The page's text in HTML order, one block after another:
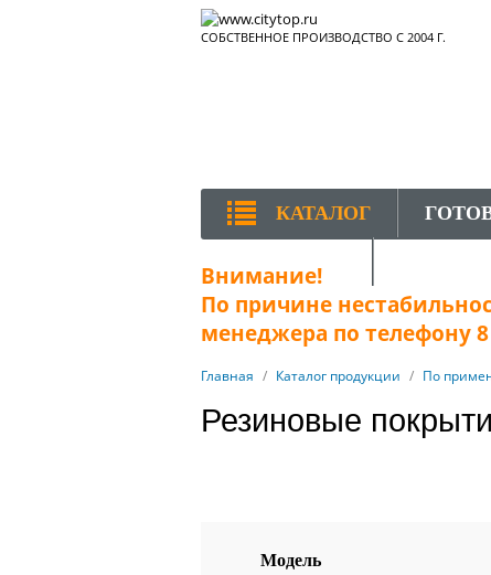
СОБСТВЕННОЕ ПРОИЗВОДСТВО С 2004 Г.
КАТАЛОГ
Внимание!
По причине
менеджера по телефону 8
Главная / Каталог продукции / По
Резиновые
Модель